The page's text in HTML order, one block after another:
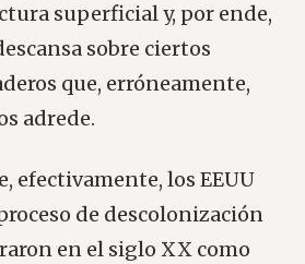
superficial y, por ende,
sobre ciertos
que, erróneamente,
adrede.
efectivamente, los EEUU
de descolonización
en el siglo XX como